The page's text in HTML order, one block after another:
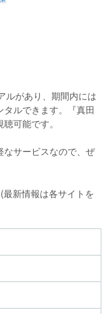
ルがあり、期間内には
ルできます。『真田
可能です。
なサービスなので、ぜ
新情報は各サイトを